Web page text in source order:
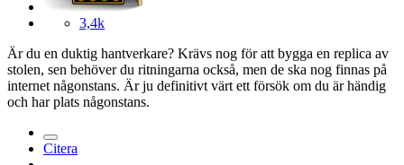
3,4k
Är du en duktig hantverkare? Krävs nog för att bygga en replica av
stolen, sen behöver du ritningarna också, men de ska nog finnas på
internet någonstans. Är ju definitivt värt ett försök om du är händig
och har plats någonstans.
Citera